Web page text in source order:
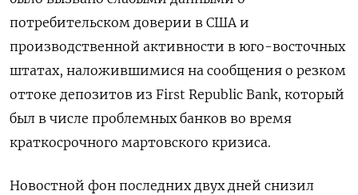
потребительском доверии в США и
производственной активности в юго-восточных
штатах, наложившимися на сообщения о резком
оттоке депозитов из First Republic Bank, который
был в числе проблемных банков во время
краткосрочного мартовского кризиса.
Новостной фон последних двух дней снизил